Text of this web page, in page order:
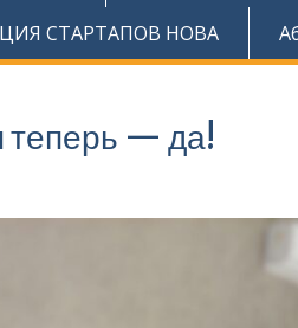
СТАРТАПОВ НОВА
теперь — да!